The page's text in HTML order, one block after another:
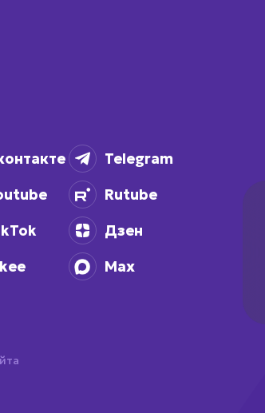
Telegram
Rutube
Дзен
Max